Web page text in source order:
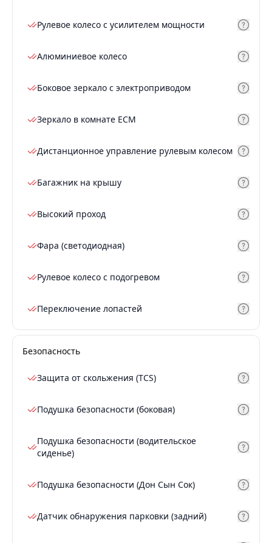
Рулевое колесо с усилителем мощности
Алюминиевое колесо
Боковое зеркало с электроприводом
Зеркало в комнате ECM
Дистанционное управление рулевым колесом
Багажник на крышу
Высокий проход
Фара (светодиодная)
Рулевое колесо с подогревом
Переключение лопастей
Безопасность
Защита от скольжения (TCS)
Подушка безопасности (боковая)
Подушка безопасности (водительское
сиденье)
Подушка безопасности (Дон Сын Сок)
Датчик обнаружения парковки (задний)